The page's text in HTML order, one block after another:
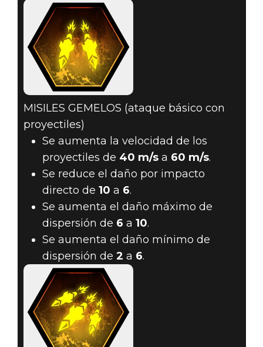
MISILES GEMELOS (ataque básico con
proyectiles)
Se aumenta la velocidad de los
proyectiles de 40 m/sa 60 m/s.
Se reduce el daño por impacto
directo de 10 a 6.
Se aumenta el daño máximo de
dispersión de 6 a 10.
Se aumenta el daño mínimo de
dispersión de 2 a 6.